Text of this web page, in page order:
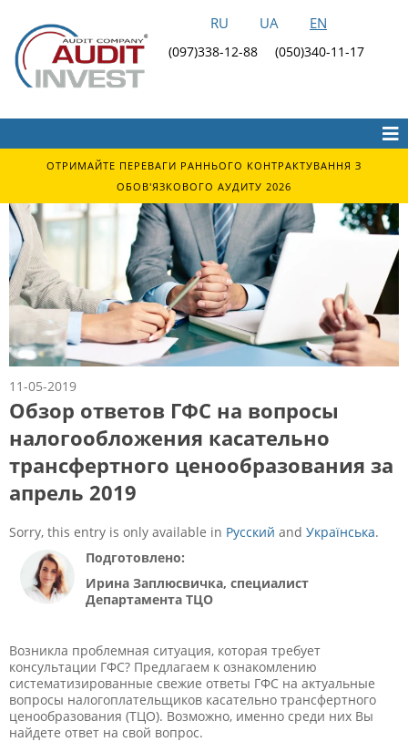
RU UA EN
(097)338-12-88 (050)340-11-17
ОТРИМАЙТЕ ПЕРЕВАГИ РАННЬОГО КОНТРАКТУВАННЯ З
ОБОВ'ЯЗКОВОГО АУДИТУ 2026
11-05-2019
Обзор ответов ГФС на вопросы
налогообложения касательно
трансфертного ценообразования за
апрель 2019
Sorry, this entry is only available in Русский and Українська.
Подготовлено:
Ирина Заплюсвичка, специалист
Департамента ТЦО
Возникла проблемная ситуация, которая требует
консультации ГФС? Предлагаем к ознакомлению
систематизированные свежие ответы ГФС на актуальные
вопросы налогоплательщиков касательно трансфертного
ценообразования (ТЦО). Возможно, именно среди них Вы
найдете ответ на свой вопрос.